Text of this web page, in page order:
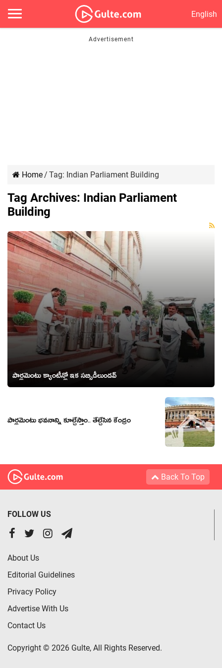
English
Home/ Tag: Indian Parliament Building
Tag Archives: Indian Parliament
Building
పార్లమెంటు క్యాంటీన్లో ఇక సబ్సిడీలుండవ్
పార్లమెంటు భవనాన్ని కూల్చేస్తాం.. తేల్చేసిన కేంద్రం
Back To Top
FOLLOW US
About Us
Editorial Guidelines
Privacy Policy
Advertise With Us
Contact Us
Copyright © 2026 Gulte, All Rights Reserved.